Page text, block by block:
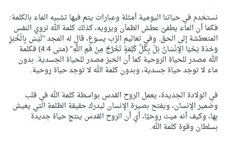
نستخدم في حياتنا اليومية أمثلة وعبارات يتم فيها تشبيه الماء بالكلمة:
فكما أن الماء يطفئ عطش الظمآن ويرويه، كذلك كلمة الله تروي النفس
المتعطشة إلى الحق. وفي تعاليم الرّب يسوع، قال له المجد "لَيْسَ بِالْخُبْزِ
وَحْدَهُ يَحْيَا الإِنْسَانُ بَلْ بِكُلِّ كَلِمَةٍ تَخْرُجُ مِنْ فَمِ اللَّهِ" (متى 4:4) فكلمة
الله مصدر للحياة الروحية كما أن الخبز مصدر للحياة الجسدية. بدون
ماء لا توجد حياة جسدية، وبدون كلمة الله لا توجد حياة روحية.
في الولادة الجديدة، يعمل الروح القدس بواسطة كلمة الله في قلب
وضمير الإنسان، ويفتح بصيرة الإنسان ليدرك حقيقة الظلمة التي يعيش
بها، وكيف أنه ميت روحيًا، أي أن الروح القدس ينتج حياة جديدة
بسلطان وقوة كلمة الله.